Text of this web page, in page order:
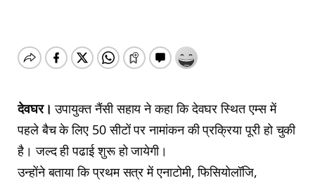
देवघर।उपायुक्त नैंसी सहाय ने कहा कि देवघर स्थित एम्स में
पहले बैच के लिए 50 सीटों पर नामांकन की प्रक्रिया पूरी हो चुकी
है। जल्द ही पढाई शुरू हो जायेगी।
उन्होंने बताया कि प्रथम सत्र में एनाटोमी, फिसियोलॉजि,